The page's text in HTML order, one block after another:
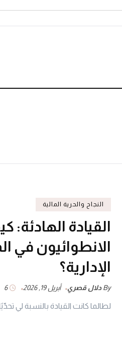
النجاح والحرية المالية
القيادة الهادئة:
الانطوائيون في
الإدارية؟
By دلال قصري أبريل 19, 2026 6
لطالما كانت القيادة بالنسبة لي